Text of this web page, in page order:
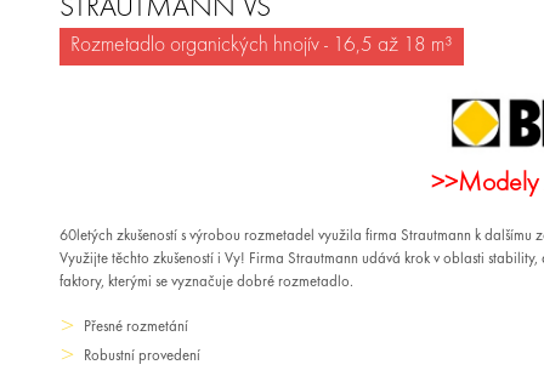
STRAUTMANN VS
Rozmetadlo organických hnojív - 16,5 až 18 m³
>>Modely
60letých zkušeností s výrobou rozmetadel využila firma Strautmann k
Využijte těchto zkušeností i Vy! Firma Strautmann udává krok v oblasti
faktory, kterými se vyznačuje dobré rozmetadlo.
Přesné rozmetání
Robustní provedení